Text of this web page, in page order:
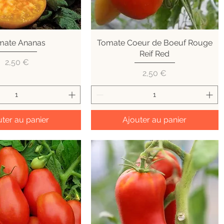
rapide
Ananas
Prix
2,50 €
au panier
Aperçu rapide
Tomate Coeur de Boeuf Rouge
Reif Red
Prix
2,50 €
Ajouter au panier